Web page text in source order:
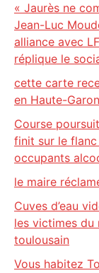
« Jaurès ne
Jean-Luc
alliance avec
réplique le
cette carte
en Haute-
Course
finit sur le flanc
occupants
le maire
Cuves d’eau
les victimes du
toulousain
Vous habitez